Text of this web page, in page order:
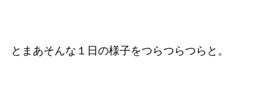
とまあそんな１日の様子をつらつらつらと。